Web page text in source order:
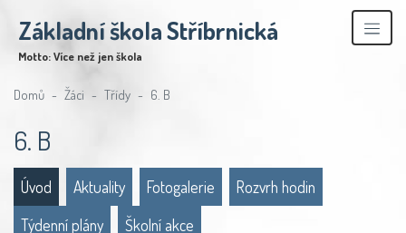
Základní škola Stříbrnická
Motto: Více než jen škola
Domů Žáci Třídy 6. B
6. B
Úvod Aktuality Fotogalerie
Rozvrh hodin
Týdenní plány
Školní akce